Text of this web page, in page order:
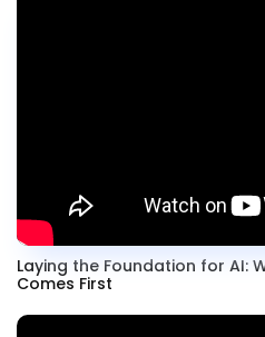
Laying the Foundation for AI:
Comes First